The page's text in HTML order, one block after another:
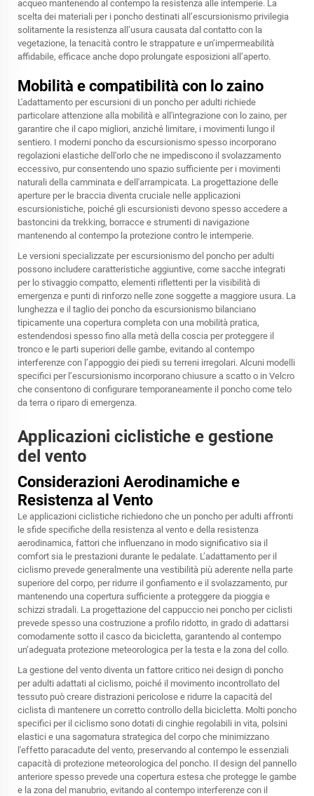
acqueo mantenendo al contempo la resistenza alle intemperie. La
scelta dei materiali per i poncho destinati all’escursionismo privilegia
solitamente la resistenza all’usura causata dal contatto con la
vegetazione, la tenacità contro le strappature e un’impermeabilità
affidabile, efficace anche dopo prolungate esposizioni all’aperto.
Mobilità e compatibilità con lo zaino
L'adattamento per escursioni di un poncho per adulti richiede
particolare attenzione alla mobilità e all'integrazione con lo zaino, per
garantire che il capo migliori, anziché limitare, i movimenti lungo il
sentiero. I moderni poncho da escursionismo spesso incorporano
regolazioni elastiche dell'orlo che ne impediscono il svolazzamento
eccessivo, pur consentendo uno spazio sufficiente per i movimenti
naturali della camminata e dell'arrampicata. La progettazione delle
aperture per le braccia diventa cruciale nelle applicazioni
escursionistiche, poiché gli escursionisti devono spesso accedere a
bastoncini da trekking, borracce e strumenti di navigazione
mantenendo al contempo la protezione contro le intemperie.
Le versioni specializzate per escursionismo del poncho per adulti
possono includere caratteristiche aggiuntive, come sacche integrati
per lo stivaggio compatto, elementi riflettenti per la visibilità di
emergenza e punti di rinforzo nelle zone soggette a maggiore usura. La
lunghezza e il taglio dei poncho da escursionismo bilanciano
tipicamente una copertura completa con una mobilità pratica,
estendendosi spesso fino alla metà della coscia per proteggere il
tronco e le parti superiori delle gambe, evitando al contempo
interferenze con l’appoggio dei piedi su terreni irregolari. Alcuni modelli
specifici per l’escursionismo incorporano chiusure a scatto o in Velcro
che consentono di configurare temporaneamente il poncho come telo
da terra o riparo di emergenza.
Applicazioni ciclistiche e gestione
del vento
Considerazioni Aerodinamiche e
Resistenza al Vento
Le applicazioni ciclistiche richiedono che un poncho per adulti affronti
le sfide specifiche della resistenza al vento e della resistenza
aerodinamica, fattori che influenzano in modo significativo sia il
comfort sia le prestazioni durante le pedalate. L’adattamento per il
ciclismo prevede generalmente una vestibilità più aderente nella parte
superiore del corpo, per ridurre il gonfiamento e il svolazzamento, pur
mantenendo una copertura sufficiente a proteggere da pioggia e
schizzi stradali. La progettazione del cappuccio nei poncho per ciclisti
prevede spesso una costruzione a profilo ridotto, in grado di adattarsi
comodamente sotto il casco da bicicletta, garantendo al contempo
un’adeguata protezione meteorologica per la testa e la zona del collo.
La gestione del vento diventa un fattore critico nei design di poncho
per adulti adattati al ciclismo, poiché il movimento incontrollato del
tessuto può creare distrazioni pericolose e ridurre la capacità del
ciclista di mantenere un corretto controllo della bicicletta. Molti poncho
specifici per il ciclismo sono dotati di cinghie regolabili in vita, polsini
elastici e una sagomatura strategica del corpo che minimizzano
l'effetto paracadute del vento, preservando al contempo le essenziali
capacità di protezione meteorologica del poncho. Il design del pannello
anteriore spesso prevede una copertura estesa che protegge le gambe
e la zona del manubrio, evitando al contempo interferenze con il